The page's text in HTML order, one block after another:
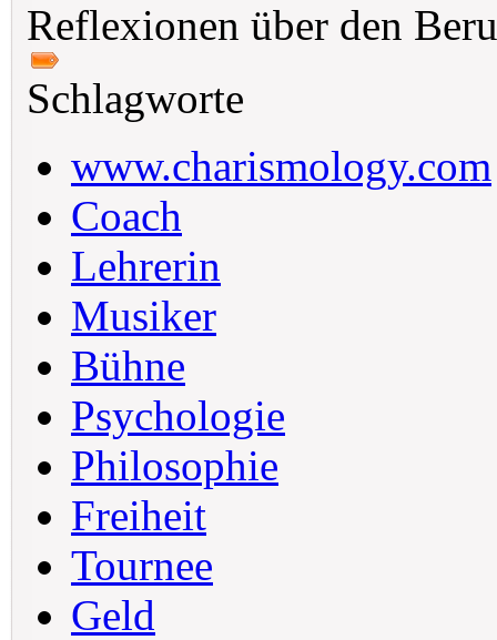
Reflexionen über den
Schlagworte
www.charismology.com
Coach
Lehrerin
Musiker
Bühne
Psychologie
Philosophie
Freiheit
Tournee
Geld